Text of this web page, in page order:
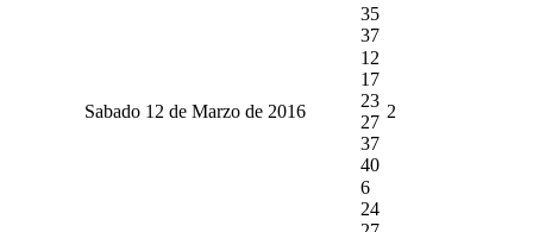
35
37
Sabado 12 de Marzo de 2016
12
17
23
27
37
40
2
6
24